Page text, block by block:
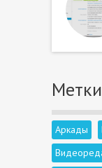
Метки
Аркады